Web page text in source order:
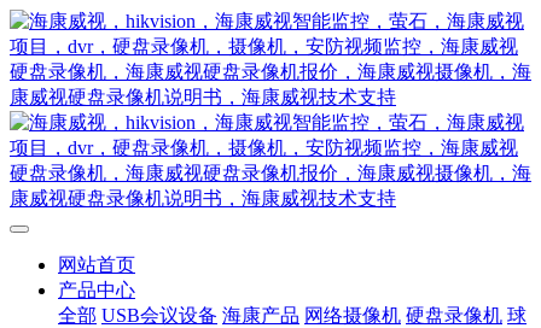
网站首页
产品中心
全部 USB会议设备 海康产品 网络摄像机 硬盘录像机 球